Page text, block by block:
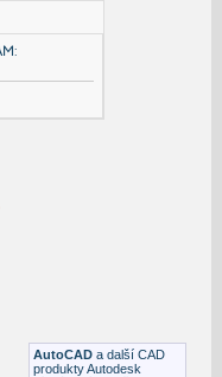
AutoCAD a další CAD
produkty Autodesk